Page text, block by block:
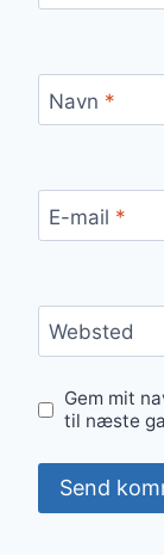
Navn *
E-mail *
Websted
Gem mit
til næste